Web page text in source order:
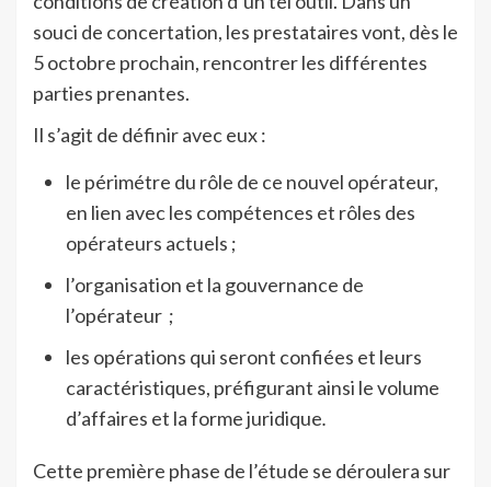
souci de concertation, les prestataires vont, dès le
5 octobre prochain, rencontrer les différentes
parties prenantes.
Il s’agit de définir avec eux :
le périmétre du rôle de ce nouvel opérateur,
en lien avec les compétences et rôles des
opérateurs actuels ;
l’organisation et la gouvernance de
l’opérateur ;
les opérations qui seront confiées et leurs
caractéristiques, préfigurant ainsi le volume
d’affaires et la forme juridique.
Cette première phase de l’étude se déroulera sur